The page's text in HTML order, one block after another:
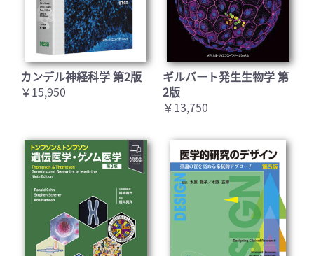
カンデル神経科学 第2版
￥15,950
ギルバート発生生物学 第
2版
￥13,750